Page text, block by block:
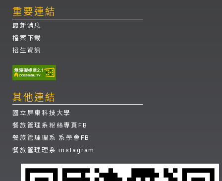
重要連結
最新消息
檔案下載
招生資訊
其他連結
國立屏東科技大學
餐旅管理系粉絲專頁FB
餐旅管理理系 系學會FB
餐旅管理理系 instagram